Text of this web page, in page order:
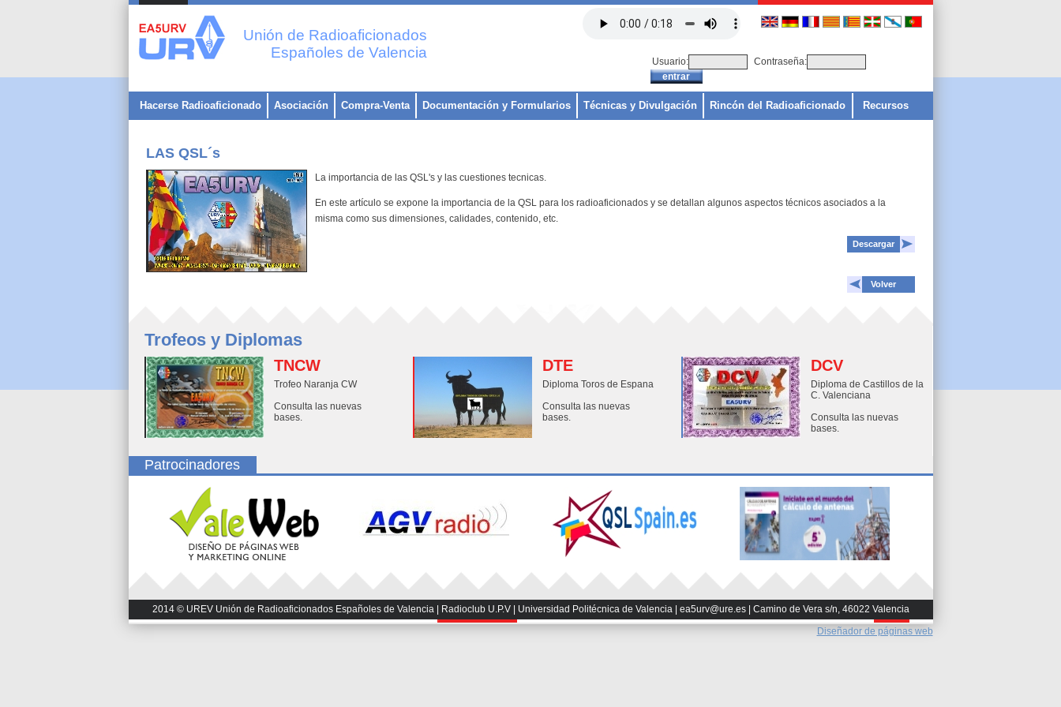
Unión de Radioaficionados
Españoles de Valencia
Usuario: Contraseña:
Hacerse Radioaficionado Asociación Compra-Venta Documentación y Formularios Técnicas y Divulgación Rincón del Radioaficionado Recursos
LAS QSL´s
La importancia de las QSL's y las cuestiones tecnicas.
En este artículo se expone la importancia de la QSL para los radioaficionados y se detallan algunos aspectos técnicos asociados a la
misma como sus dimensiones, calidades, contenido, etc.
Descargar
Volver
Trofeos y Diplomas
TNCW
Trofeo Naranja CW
Consulta las nuevas
bases.
DTE
Diploma Toros de Espana
Consulta las nuevas
bases.
DCV
Diploma de Castillos de la
C. Valenciana
Consulta las nuevas
bases.
Patrocinadores
2014 © UREV Unión de Radioaficionados Españoles de Valencia | Radioclub U.P.V | Universidad Politécnica de Valencia | ea5urv@ure.es | Camino de Vera s/n, 46022 Valencia
Diseñador de páginas web